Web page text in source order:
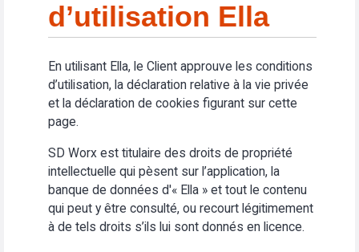
d’utilisation Ella
En utilisant Ella, le Client approuve les conditions
d’utilisation, la déclaration relative à la vie privée
et la déclaration de cookies figurant sur cette
page.
SD Worx est titulaire des droits de propriété
intellectuelle qui pèsent sur l’application, la
banque de données d'« Ella » et tout le contenu
qui peut y être consulté, ou recourt légitimement
à de tels droits s’ils lui sont donnés en licence.